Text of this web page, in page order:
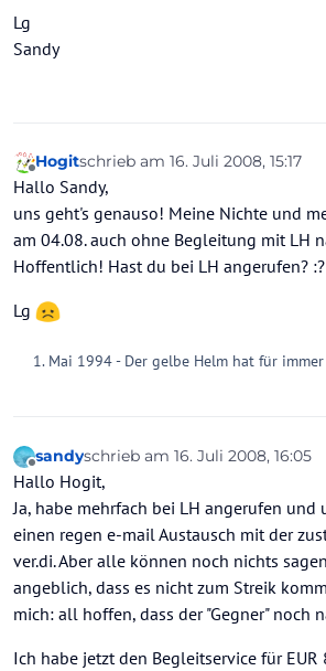
Lg
Sandy
Offline
Hogitschrieb am 16. Juli 2008, 15:17
zuletzt editiert von
Hallo Sandy,
uns geht's genauso! Meine Nichte und
am 04.08. auch ohne Begleitung mit LH
Hoffentlich! Hast du bei LH angerufen? :?
Lg
Mai 1994 - Der gelbe Helm hat für
Offline
sandyschrieb am 16. Juli 2008, 16:05
zuletzt editiert von
Hallo Hogit,
Ja, habe mehrfach bei LH angerufen und
einen regen e-mail Austausch mit der
ver.di. Aber alle können noch nichts
angeblich, dass es nicht zum Streik
mich: all hoffen, dass der "Gegner" noch
Ich habe jetzt den Begleitservice für